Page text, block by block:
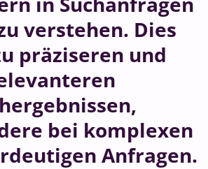
verstehen. Dies
präziseren und
bei komplexen
Anfragen.